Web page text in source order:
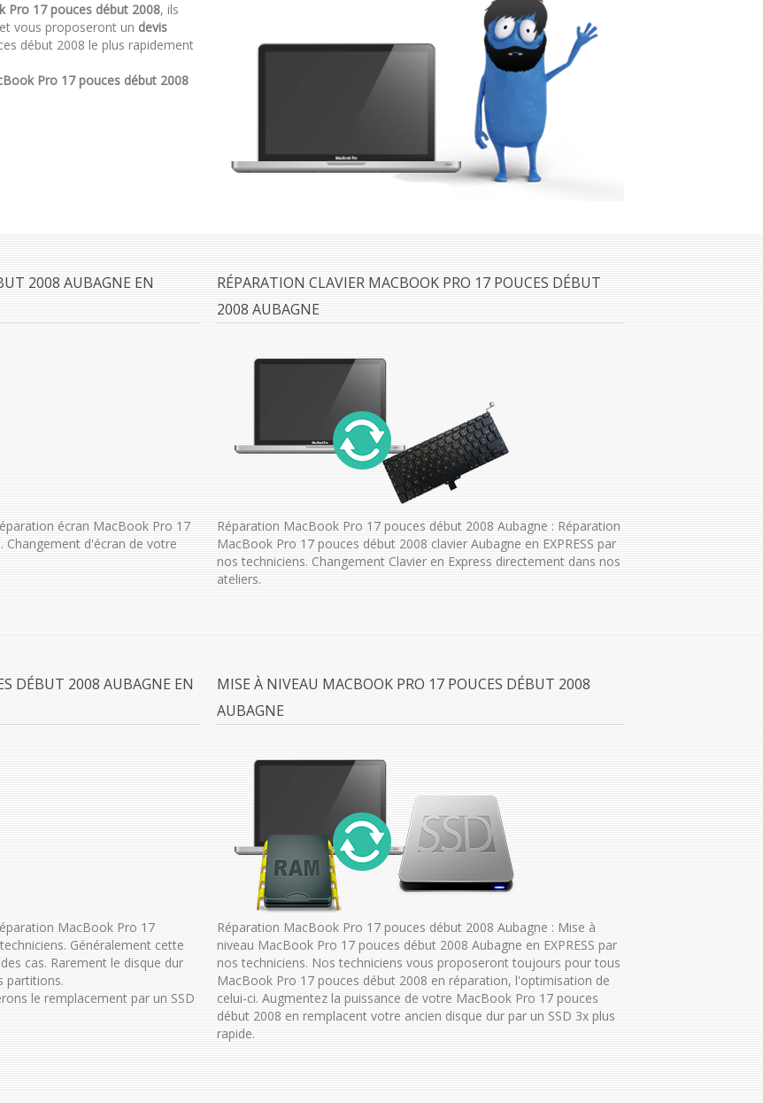
Pro 17 pouces début 2008, ils
vous proposeront un devis
début 2008 le plus rapidement
Pro 17 pouces début 2008
2008 AUBAGNE EN
écran MacBook Pro 17
Changement d'écran de votre
RÉPARATION CLAVIER MACBOOK PRO 17 POUCES DÉBUT
2008 AUBAGNE
Réparation MacBook Pro 17 pouces début 2008 Aubagne : Réparation
MacBook Pro 17 pouces début 2008 clavier Aubagne en EXPRESS par
nos techniciens. Changement Clavier en Express directement dans nos
ateliers.
DÉBUT 2008 AUBAGNE EN
MacBook Pro 17
Généralement cette
cas. Rarement le disque dur
partitions.
le remplacement par un SSD
MISE À NIVEAU MACBOOK PRO 17 POUCES DÉBUT 2008
AUBAGNE
Réparation MacBook Pro 17 pouces début 2008 Aubagne : Mise à
niveau MacBook Pro 17 pouces début 2008 Aubagne en EXPRESS par
nos techniciens. Nos techniciens vous proposeront toujours pour tous
MacBook Pro 17 pouces début 2008 en réparation, l'optimisation de
celui-ci. Augmentez la puissance de votre MacBook Pro 17 pouces
début 2008 en remplacent votre ancien disque dur par un SSD 3x plus
rapide.